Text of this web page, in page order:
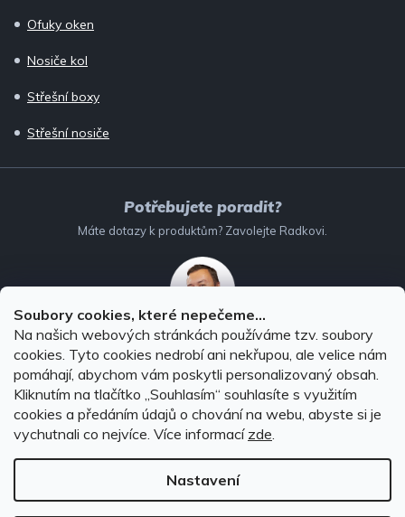
Soubory cookies, které nepečeme...
Na našich webových stránkách používáme tzv. soubory
cookies. Tyto cookies nedrobí ani nekřupou, ale velice nám
pomáhají, abychom vám poskytli personalizovaný obsah.
Kliknutím na tlačítko ,,Souhlasím“ souhlasíte s využitím
cookies a předáním údajů o chování na webu, abyste si je
vychutnali co nejvíce. Více informací zde.
Nastavení
Ofuky oken
Nosiče kol
Střešní boxy
Střešní nosiče
Potřebujete poradit?
Máte dotazy k produktům? Zavolejte Radkovi.
732 147 896 (Po–Pá: 8–16:00)
info@autodoplnky-obchod.cz
Copyright 2026Autodoplňky-obchod.cz. Všechna práva